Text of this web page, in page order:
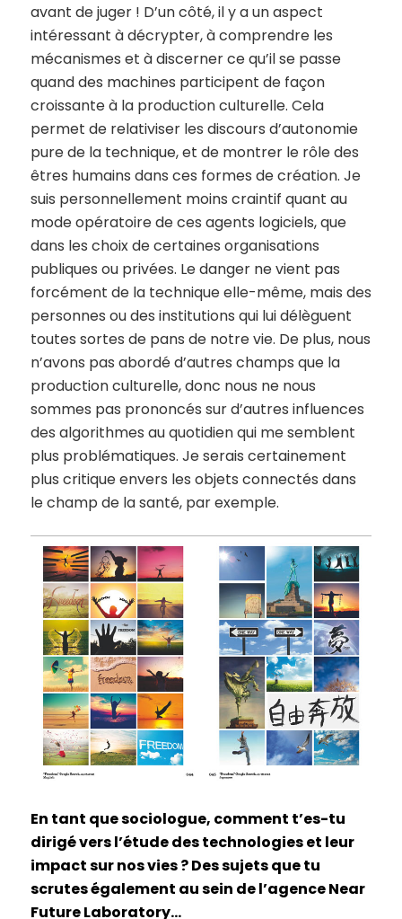
avant de juger ! D’un côté, il y a un aspect
intéressant à décrypter, à comprendre les
mécanismes et à discerner ce qu’il se passe
quand des machines participent de façon
croissante à la production culturelle. Cela
permet de relativiser les discours d’autonomie
pure de la technique, et de montrer le rôle des
êtres humains dans ces formes de création. Je
suis personnellement moins craintif quant au
mode opératoire de ces agents logiciels, que
dans les choix de certaines organisations
publiques ou privées. Le danger ne vient pas
forcément de la technique elle-même, mais des
personnes ou des institutions qui lui délèguent
toutes sortes de pans de notre vie. De plus, nous
n’avons pas abordé d’autres champs que la
production culturelle, donc nous ne nous
sommes pas prononcés sur d’autres influences
des algorithmes au quotidien qui me semblent
plus problématiques. Je serais certainement
plus critique envers les objets connectés dans
le champ de la santé, par exemple.
En tant que sociologue, comment t’es-tu
dirigé vers l’étude des technologies et leur
impact sur nos vies ? Des sujets que tu
scrutes également au sein de l’agence Near
Future Laboratory…